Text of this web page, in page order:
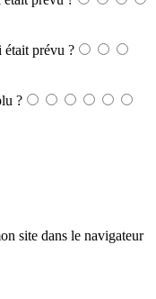
était prévu ?
?
site dans le navigateur